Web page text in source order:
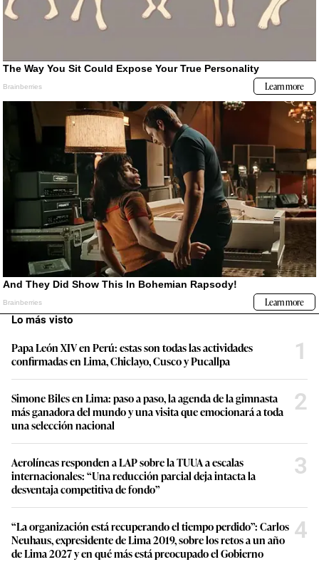
Lo más visto
Papa León XIV en Perú: estas son todas las actividades
confirmadas en Lima, Chiclayo, Cusco y Pucallpa
1
Simone Biles en Lima: paso a paso, la agenda de la gimnasta
más ganadora del mundo y una visita que emocionará a toda
una selección nacional
2
Aerolíneas responden a LAP sobre la TUUA a escalas
internacionales: “Una reducción parcial deja intacta la
desventaja competitiva de fondo”
3
“La organización está recuperando el tiempo perdido”: Carlos
Neuhaus, expresidente de Lima 2019, sobre los retos a un año
de Lima 2027 y en qué más está preocupado el Gobierno
4